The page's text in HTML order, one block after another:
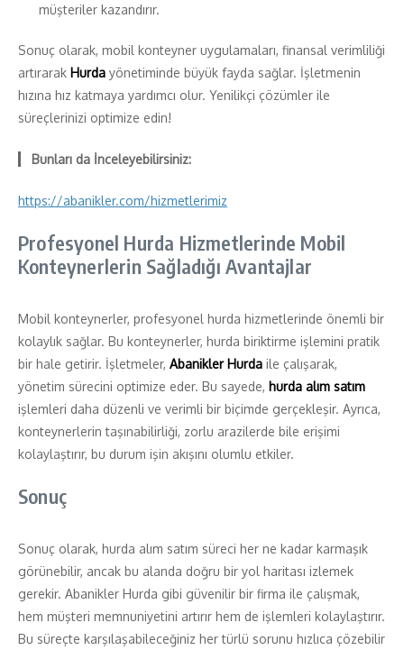
müşteriler kazandırır.
Sonuç olarak, mobil konteyner uygulamaları, finansal verimliliği
artırarak Hurda yönetiminde büyük fayda sağlar. İşletmenin
hızına hız katmaya yardımcı olur. Yenilikçi çözümler ile
süreçlerinizi optimize edin!
Bunları da İnceleyebilirsiniz:
https://abanikler.com/hizmetlerimiz
Profesyonel Hurda Hizmetlerinde Mobil
Konteynerlerin Sağladığı Avantajlar
Mobil konteynerler, profesyonel hurda hizmetlerinde önemli bir
kolaylık sağlar. Bu konteynerler, hurda biriktirme işlemini pratik
bir hale getirir. İşletmeler, Abanikler Hurda ile çalışarak,
yönetim sürecini optimize eder. Bu sayede, hurda alım satım
işlemleri daha düzenli ve verimli bir biçimde gerçekleşir. Ayrıca,
konteynerlerin taşınabilirliği, zorlu arazilerde bile erişimi
kolaylaştırır, bu durum işin akışını olumlu etkiler.
Sonuç
Sonuç olarak, hurda alım satım süreci her ne kadar karmaşık
görünebilir, ancak bu alanda doğru bir yol haritası izlemek
gerekir. Abanikler Hurda gibi güvenilir bir firma ile çalışmak,
hem müşteri memnuniyetini artırır hem de işlemleri kolaylaştırır.
Bu süreçte karşılaşabileceğiniz her türlü sorunu hızlıca çözebilir